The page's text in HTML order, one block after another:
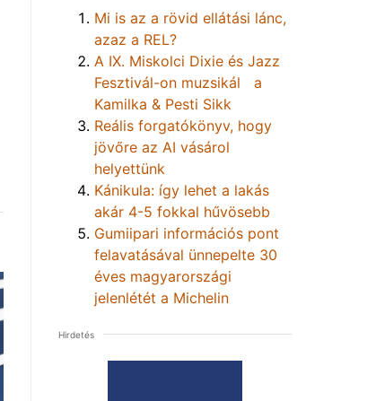
Mi is az a rövid ellátási lánc,
azaz a REL?
A IX. Miskolci Dixie és Jazz
Fesztivál-on muzsikál a
Kamilka & Pesti Sikk
Reális forgatókönyv, hogy
jövőre az AI vásárol
helyettünk
Kánikula: így lehet a lakás
akár 4-5 fokkal hűvösebb
Gumiipari információs pont
felavatásával ünnepelte 30
éves magyarországi
jelenlétét a Michelin
Hirdetés